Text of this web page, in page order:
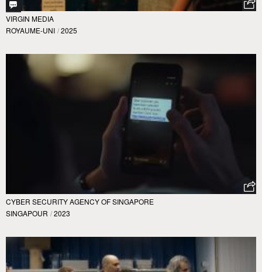
VIRGIN MEDIA
ROYAUME-UNI / 2025
CYBER SECURITY AGENCY OF SINGAPORE
SINGAPOUR / 2023